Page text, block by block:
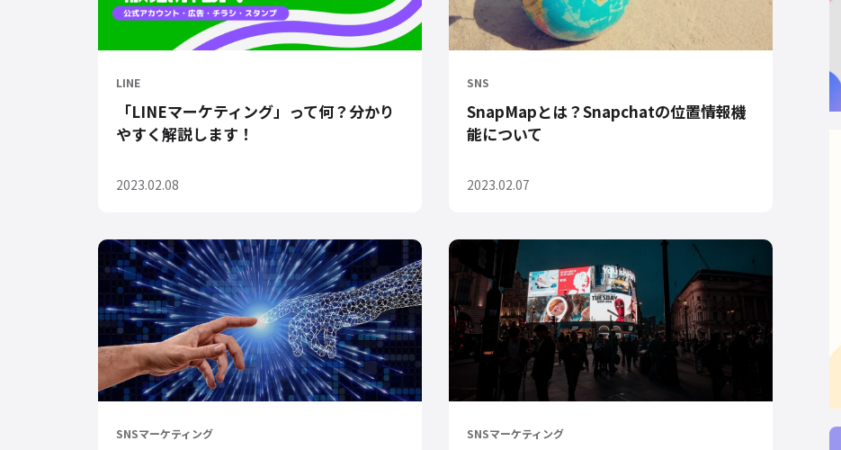
LINE
「LINEマーケティング」って何？分かり
やすく解説します！
2023.02.08
SNS
SnapMapとは？Snapchatの位置情報機
能について
2023.02.07
SNSマーケティング SNSマーケティング